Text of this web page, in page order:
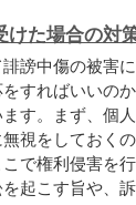
けた場合の対
謗中傷の被害
すればいいの
す。まず、個
視をしておく
で権利侵害を
起こす旨や、